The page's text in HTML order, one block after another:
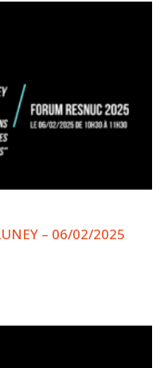
– 06/02/2025